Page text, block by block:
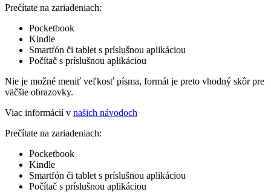
Prečítate na zariadeniach:
Pocketbook
Kindle
Smartfón či tablet s príslušnou aplikáciou
Počítač s príslušnou aplikáciou
Nie je možné meniť veľkosť písma, formát je preto vhodný skôr pre
väčšie obrazovky.
Viac informácií v našich návodoch
Prečítate na zariadeniach:
Pocketbook
Kindle
Smartfón či tablet s príslušnou aplikáciou
Počítač s príslušnou aplikáciou